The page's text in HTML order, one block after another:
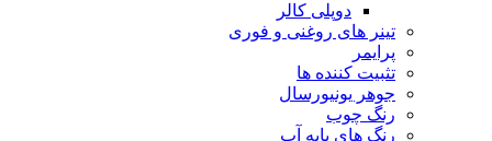
دوپلی کالر
تینر های روغنی و فوری
پرایمر
تثبیت کننده ها
جوهر یونیورسال
رنگ چوب
رنگ‌ های پایه آب